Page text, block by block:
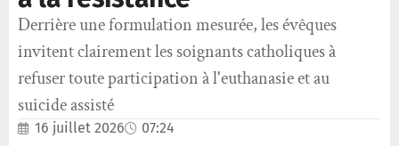
Derrière une formulation mesurée, les évêques
invitent clairement les soignants catholiques à
refuser toute participation à l'euthanasie et au
suicide assisté
16 juillet 2026 07:24